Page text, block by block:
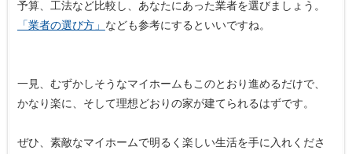
予算、工法など比較し、あなたにあった業者を選びましょう。
「業者の選び方」 なども参考にするといいですね。
一見、むずかしそうなマイホームもこのとおり進めるだけで、
かなり楽に、そして理想どおりの家が建てられるはずです。
ぜひ、素敵なマイホームで明るく楽しい生活を手に入れくださ